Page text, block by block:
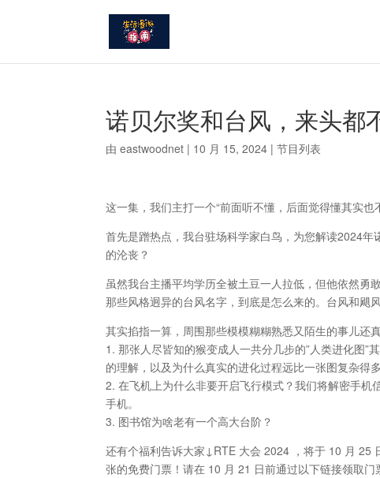
诺贝尔奖和台风，来头都
由eastwoodnet | 10 月 15, 2024 |节目列表
这一集，我们主打一个“前面听不懂，后面觉得懂其实也
首先是蹭热点，我台驻场科学家白鸟，为您解读2024
的沦丧？
虽然我台主播平均学历全被土豆一人拉低，但他依然勇
那些风格迥异的台风名字，到底是怎么来的。台风和飓
其实掐指一算，周围那些模模糊糊熟悉又陌生的事儿还
1. 那张人尽皆知的猴变成人一共分几步的”人类进化图
的理解，以及为什么真实的进化过程远比一张图复杂得多
2. 在飞机上为什么非要开启飞行模式？我们将解密手
手机。
3. 图书馆为啥老有一个高大台阶？
还有个福利告诉大家↓RTE 大会 2024 ，将于 10 月 25
张的免费门票！请在 10 月 21 日前通过以下链接领取门